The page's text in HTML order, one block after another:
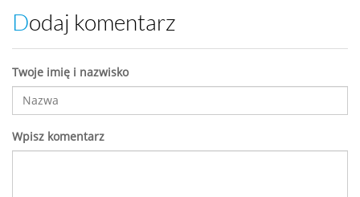
Dodaj komentarz
Twoje imię i nazwisko
Wpisz komentarz